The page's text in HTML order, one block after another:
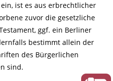
ist es aus erbrechtlicher
zuvor die gesetzliche
ggf. ein Berliner
bestimmt allein der
des Bürgerlichen
sind.